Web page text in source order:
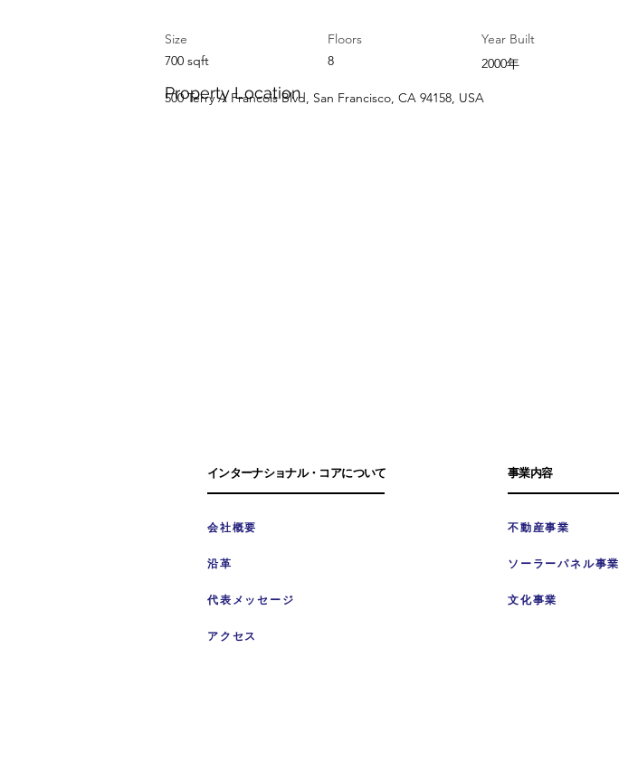
Size
700 sqft
Floors
8
Year Built
2000年
Property Location
500 Terry A Francois Blvd, San Francisco, CA 94158, USA
​インターナショナル・コアについて
会社概要
沿革
代表メッセージ
事業内容
不動産事業
ソーラーパネル事業
文化事業
アクセス